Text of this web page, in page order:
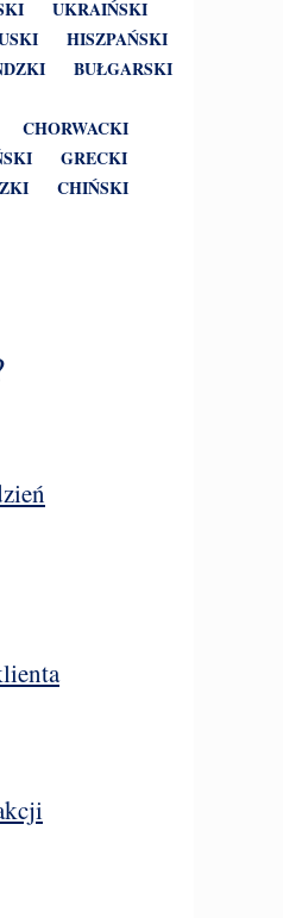
UKRAIŃSKI
HISZPAŃSKI
BUŁGARSKI
CHORWACKI
GRECKI
CHIŃSKI